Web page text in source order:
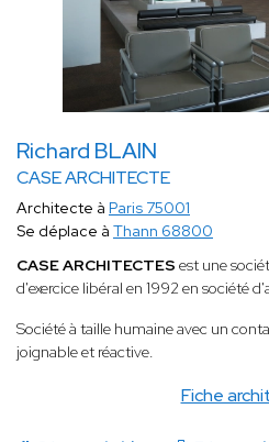
Richard BLAIN
CASE ARCHITECTE
Fiche
Architecte à Paris 75001
Se déplace à Thann 68800
CASE ARCHITECTES est une
d'exercice libéral en 1992 en société
Société à taille humaine avec un
joignable et réactive.